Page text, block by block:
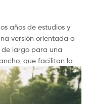
años de estudios y
versión orientada a
de largo para una
que facilitan la